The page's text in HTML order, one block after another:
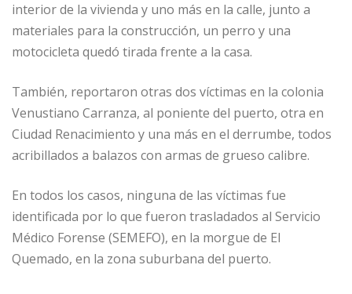
interior de la vivienda y uno más en la calle, junto a
materiales para la construcción, un perro y una
motocicleta quedó tirada frente a la casa.
También, reportaron otras dos víctimas en la colonia
Venustiano Carranza, al poniente del puerto, otra en
Ciudad Renacimiento y una más en el derrumbe, todos
acribillados a balazos con armas de grueso calibre.
En todos los casos, ninguna de las víctimas fue
identificada por lo que fueron trasladados al Servicio
Médico Forense (SEMEFO), en la morgue de El
Quemado, en la zona suburbana del puerto.